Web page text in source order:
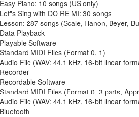
Easy Piano: 10 songs (US only)
Let"s Sing with DO RE MI: 30 songs
Lesson: 287 songs (Scale, Hanon, Beyer,
Data Playback
Playable Software
Standard MIDI Files (Format 0, 1)
Audio File (WAV: 44.1 kHz, 16-bit linear
Recorder
Recordable Software
Standard MIDI Files (Format 0, 3 parts,
Audio File (WAV: 44.1 kHz, 16-bit linear
Bluetooth